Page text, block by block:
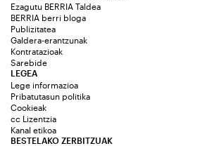
Ezagutu BERRIA Taldea
BERRIA berri bloga
Publizitatea
Galdera-erantzunak
Kontratazioak
Sarebide
LEGEA
Lege informazioa
Pribatutasun politika
Cookieak
cc Lizentzia
Kanal etikoa
BESTELAKO ZERBITZUAK